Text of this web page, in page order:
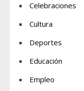
Celebraciones
Cultura
Deportes
Educación
Empleo